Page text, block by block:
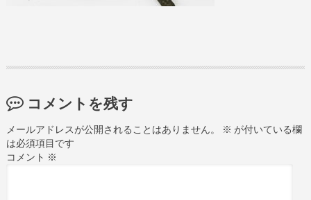
コメントを残す
メールアドレスが公開されることはありません。 ※ が付いている欄
は必須項目です
コメント ※